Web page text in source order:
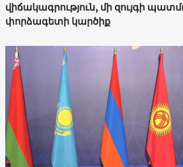
վիճակագրություն, մի զույգի
փորձագետի կարծիք